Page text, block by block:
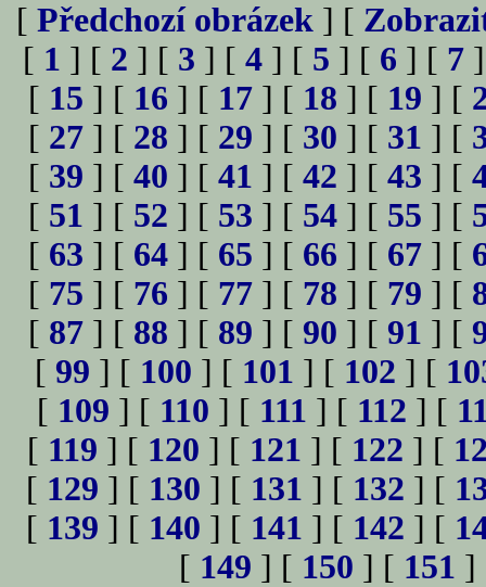
[ Předchozí obrázek ] [
[ 1 ] [ 2 ] [ 3 ] [ 4 ] [ 5 ] [ 6 ] [ 7
[ 15 ] [ 16 ] [ 17 ] [ 18 ] [ 19 ] [
[ 27 ] [ 28 ] [ 29 ] [ 30 ] [ 31 ] [
[ 39 ] [ 40 ] [ 41 ] [ 42 ] [ 43 ] [
[ 51 ] [ 52 ] [ 53 ] [ 54 ] [ 55 ] [
[ 63 ] [ 64 ] [ 65 ] [ 66 ] [ 67 ] [
[ 75 ] [ 76 ] [ 77 ] [ 78 ] [ 79 ] [
[ 87 ] [ 88 ] [ 89 ] [ 90 ] [ 91 ] [
[ 99 ] [ 100 ] [ 101 ] [ 102 ] [
[ 109 ] [ 110 ] [ 111 ] [ 112 ] [
[ 119 ] [ 120 ] [ 121 ] [ 122 ] [
[ 129 ] [ 130 ] [ 131 ] [ 132 ] [
[ 139 ] [ 140 ] [ 141 ] [ 142 ] [
[ 149 ] [ 150 ] [ 151 ]